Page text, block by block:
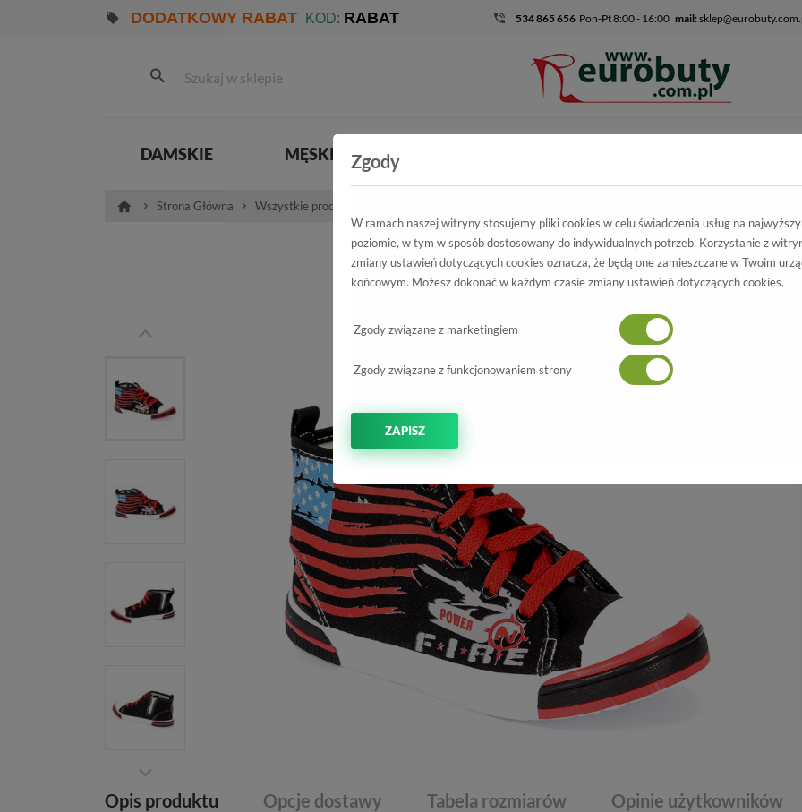
DODATKOWY RABAT KOD: RABAT 534 865 656 Pon-Pt 8:00 - 16:00 mail:
DAMSKIE MĘSKIE
Strona Główna Wszystkie produkty
Trampki American
Ten 11-2014 Black.Prz
-69%
Opis produktu Opcje dostawy Tabela rozmiarów Opinie użytkowników
Zgody
W ramach naszej witryny stosujemy pliki cookies w celu świadczenia usług na
poziomie, w tym w sposób dostosowany do indywidualnych potrzeb. Korzystanie z
zmiany ustawień dotyczących cookies oznacza, że będą one zamieszczane w Twoim
końcowym. Możesz dokonać w każdym czasie zmiany ustawień dotyczących cookies.
Zgody związane z marketingiem
Zgody związane z funkcjonowaniem strony
ZAPISZ